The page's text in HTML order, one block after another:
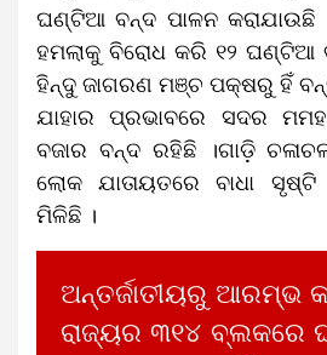
ଘଣ୍ଟିଆ ବନ୍ଦ ପାଳନ କରାଯାଉଛି
ହମଲାକୁ ବିରୋଧ କରି ୧୨ ଘଣ୍ଟିଆ
ହିନ୍ଦୁ ଜାଗରଣ ମଞ୍ଚ ପକ୍ଷରୁ ହିଁ
ଯାହାର ପ୍ରଭାବରେ ସଦର
ବଜାର ବନ୍ଦ ରହିଛି ।ଗାଡ଼ି
ଲୋକ ଯାତାୟତରେ ବାଧା ସୃଷ୍ଟି
ମିଳିଛି ।
ଅନ୍ତର୍ଜାତୀୟରୁ ଆରମ୍ଭ
ରାଜ୍ୟର ୩୧୪ ବ୍ଲକରେ